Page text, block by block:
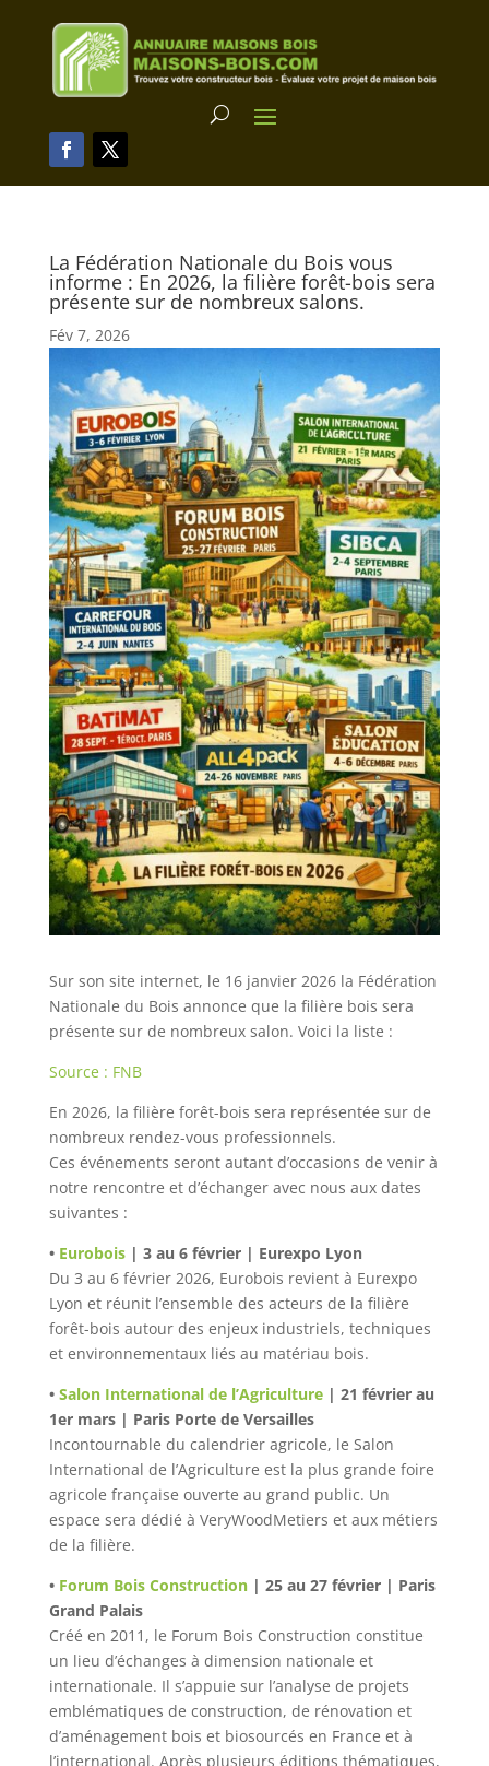
La Fédération Nationale du Bois vous
informe : En 2026, la filière forêt-bois sera
présente sur de nombreux salons.
Fév 7, 2026
Sur son site internet, le 16 janvier 2026 la Fédération
Nationale du Bois annonce que la filière bois sera
présente sur de nombreux salon. Voici la liste :
Source : FNB
En 2026, la filière forêt-bois sera représentée sur de
nombreux rendez-vous professionnels.
Ces événements seront autant d’occasions de venir à
notre rencontre et d’échanger avec nous aux dates
suivantes :
•Eurobois| 3 au 6 février | Eurexpo Lyon
Du 3 au 6 février 2026, Eurobois revient à Eurexpo
Lyon et réunit l’ensemble des acteurs de la filière
forêt-bois autour des enjeux industriels, techniques
et environnementaux liés au matériau bois.
• Salon International de l’Agriculture| 21 février au
1er mars | Paris Porte de Versailles
Incontournable du calendrier agricole, le Salon
International de l’Agriculture est la plus grande foire
agricole française ouverte au grand public. Un
espace sera dédié à VeryWoodMetiers et aux métiers
de la filière.
• Forum Bois Construction| 25 au 27 février | Paris
Grand Palais
Créé en 2011, le Forum Bois Construction constitue
un lieu d’échanges à dimension nationale et
internationale. Il s’appuie sur l’analyse de projets
emblématiques de construction, de rénovation et
d’aménagement bois et biosourcés en France et à
l’international. Après plusieurs éditions thématiques,